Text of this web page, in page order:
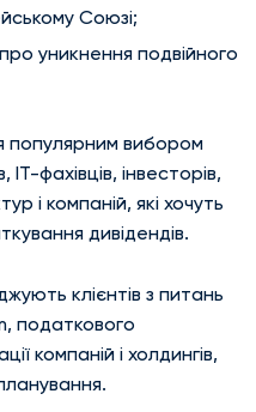
Союзі;
уникнення подвійного
популярним вибором
фахівців, інвесторів,
і компаній, які хочуть
дивідендів.
клієнтів з питань
податкового
компаній і холдингів,